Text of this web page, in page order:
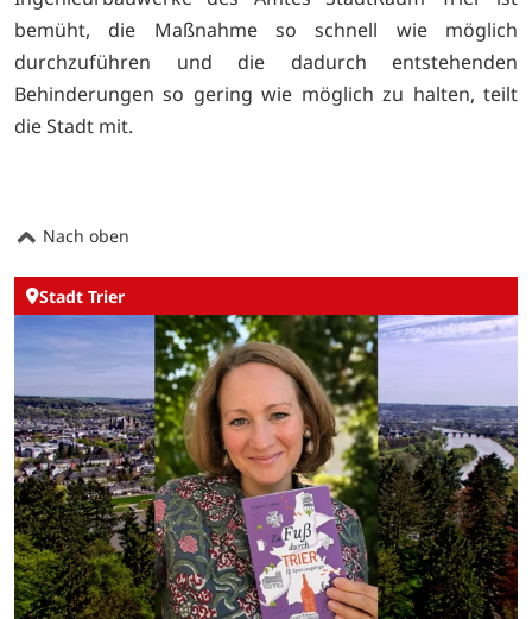
bemüht, die Maßnahme so schnell wie möglich
durchzuführen und die dadurch entstehenden
Behinderungen so gering wie möglich zu halten, teilt
die Stadt mit.
Nach oben
Stadt Trier